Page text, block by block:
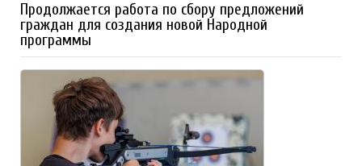
Продолжается работа по сбору предложений
граждан для создания новой Народной
программы